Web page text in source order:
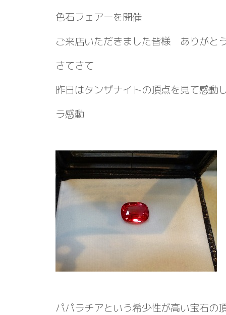
色石フェアーを開催
ご来店いただきました皆様 ありがと
さてさて
昨日はタンザナイトの頂点を見て感動
ラ感動
パパラチアという希少性が高い宝石の